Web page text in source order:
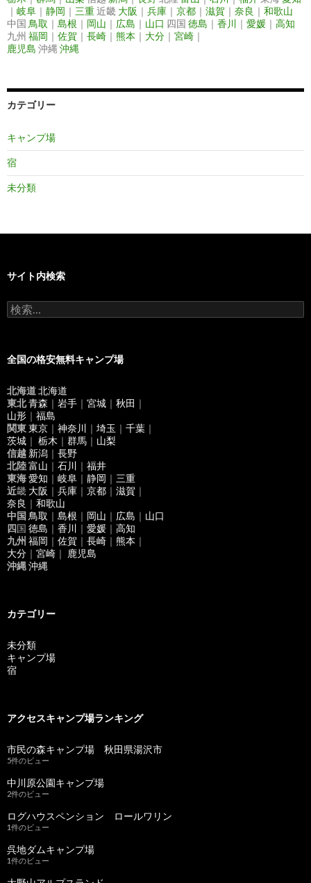
｜ 岐阜 ｜ 静岡 ｜ 三重近畿 大阪 ｜ 兵庫 ｜ 京都 ｜ 滋賀 ｜ 奈良 ｜ 和歌山
中国 鳥取 ｜ 島根 ｜ 岡山 ｜ 広島 ｜ 山口 四国 徳島 ｜ 香川 ｜ 愛媛 ｜ 高知
九州 福岡 ｜ 佐賀 ｜ 長崎 ｜ 熊本 ｜ 大分 ｜ 宮崎 ｜
鹿児島 沖縄 沖縄
カテゴリー
キャンプ場
宿
未分類
サイト内検索
検
索
全国の格安無料キャンプ場
北海道北海道
東北青森 ｜ 岩手 ｜ 宮城 ｜ 秋田 ｜
山形 ｜ 福島
関東東京 ｜ 神奈川 ｜ 埼玉 ｜ 千葉 ｜
茨城 ｜ 栃木 ｜ 群馬 ｜ 山梨
信越 新潟 ｜ 長野
北陸富山 ｜ 石川 ｜ 福井
東海愛知 ｜ 岐阜 ｜ 静岡 ｜ 三重
近畿 大阪 ｜ 兵庫 ｜ 京都 ｜ 滋賀 ｜
奈良 ｜ 和歌山
中国 鳥取 ｜ 島根 ｜ 岡山 ｜ 広島 ｜ 山口
四国 徳島 ｜ 香川 ｜ 愛媛 ｜ 高知
九州 福岡 ｜ 佐賀 ｜ 長崎 ｜ 熊本 ｜
大分 ｜ 宮崎 ｜
鹿児島
沖縄沖縄
カテゴリー
未分類
キャンプ場
宿
アクセスキャンプ場ランキング
市民の森キャンプ場 秋田県湯沢市
5件のビュー
中川原公園キャンプ場
2件のビュー
ログハウスペンション ロールワリン
1件のビュー
呉地ダムキャンプ場
1件のビュー